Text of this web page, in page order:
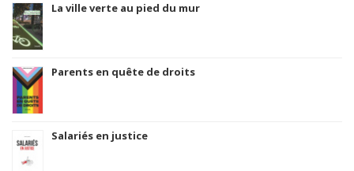
La ville verte au pied du mur
Parents en quête de droits
Salariés en justice